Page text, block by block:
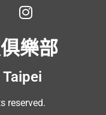
樂部
Taipei
reserved.